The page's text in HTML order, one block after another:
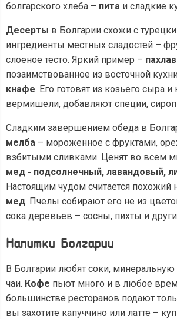
болгарского хлеба – пита и сладкие
Десерты в Болгарии схожи с
ингредиенты местных сладостей –
слоеное тесто. Яркий пример –
позаимствованное из восточной
кнафе. Его готовят из козьего сыра
вермишели, добавляют специи, сироп
Сладким завершением обеда в
мелба – мороженное с фруктами,
взбитыми сливками. Ценят во всем
мед - подсолнечный, лавандовый,
Настоящим чудом считается похожий
мед. Пчелы собирают его не из
сока деревьев – сосны, пихты и
Напитки Болгарии
В Болгарии любят соки,
чаи. Кофе пьют много и в любое
большинстве ресторанов подают
вы захотите капуччино или латте –